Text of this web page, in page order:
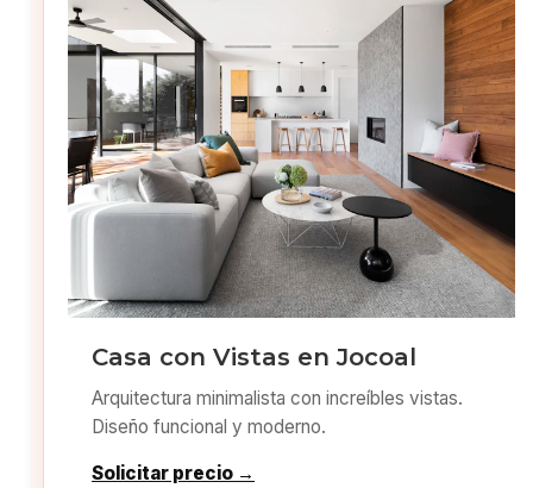
Casa con Vistas en Jocoal
Arquitectura minimalista con increíbles vistas.
Diseño funcional y moderno.
Solicitar precio →